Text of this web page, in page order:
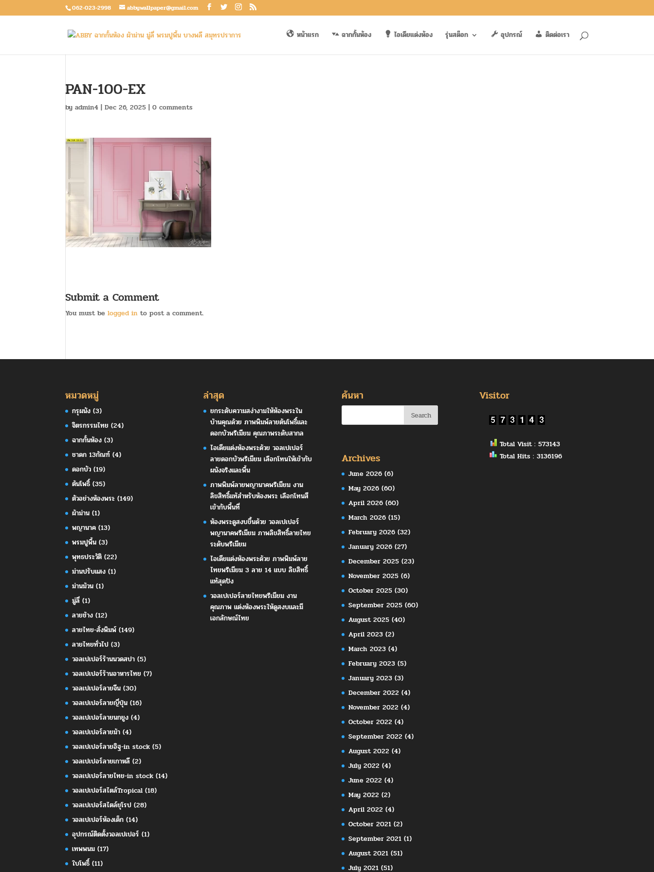
062-023-2998 abbywallpaper@gmail.com
หน้าแรก ฉากกั้นห้อง ไอเดียแต่งห้อง รุ่นสต็อก อุปกรณ์ ติดต่อเรา
PAN-100-EX
byadmin4 |Dec 26, 2025 |0 comments
Submit a Comment
You must belogged in to post a comment.
หมวดหมู่
กรุผนัง (3)
จิตรกรรมไทย (24)
ฉากกั้นห้อง (3)
ชาดก 13กัณฑ์ (4)
ดอกบัว (19)
ต้นโพธิ์ (35)
ตัวอย่างห้องพระ (149)
ผ้าม่าน (1)
พญานาค (13)
พรมปูพื้น (3)
พุทธประวัติ (22)
ม่านปรับแสง (1)
ม่านม้วน (1)
มู่ลี่ (1)
ลายช้าง (12)
ลายไทย-สั่งพิมพ์ (149)
ลายไทยทั่วไป (3)
วอลเปเปอร์ร้านนวดสปา (5)
วอลเปเปอร์ร้านอาหารไทย (7)
วอลเปเปอร์ลายจีน (30)
วอลเปเปอร์ลายญี่ปุ่น (16)
วอลเปเปอร์ลายนกยูง (4)
วอลเปเปอร์ลายม้า (4)
วอลเปเปอร์ลายอิฐ-in stock (5)
วอลเปเปอร์ลายเกาหลี (2)
วอลเปเปอร์ลายไทย-in stock (14)
วอลเปเปอร์สไตล์Tropical (18)
วอลเปเปอร์สไตล์ยุโรป (28)
วอลเปเปอร์ห้องเด็ก (14)
อุปกรณ์ติดตั้งวอลเปเปอร์ (1)
เทพพนม (17)
ใบโพธิ์ (11)
ล่าสุด
ยกระดับความสง่างามให้ห้องพระใน
บ้านคุณด้วย ภาพพิมพ์ลายต้นโพธิ์และ
ดอกบัวพรีเมียม คุณภาพระดับสากล
ไอเดียแต่งห้องพระด้วย วอลเปเปอร์
ลายดอกบัวพรีเมียม เลือกโทนให้เข้ากับ
ผนังจริงและพื้น
ภาพพิมพ์ลายพญานาคพรีเมียม งาน
ลิขสิทธิ์แท้สำหรับห้องพระ เลือกโทนสี
เข้ากับพื้นที่
ห้องพระดูสงบขึ้นด้วย วอลเปเปอร์
พญานาคพรีเมียม ภาพลิขสิทธิ์ลายไทย
ระดับพรีเมียม
ไอเดียแต่งห้องพระด้วย ภาพพิมพ์ลาย
ไทยพรีเมียม 3 ลาย 14 แบบ ลิขสิทธิ์
แท้สุดปัง
วอลเปเปอร์ลายไทยพรีเมียม งาน
คุณภาพ แต่งห้องพระให้ดูสงบและมี
เอกลักษณ์ไทย
ค้นหา
Archives
June 2026(6)
May 2026(60)
April 2026(60)
March 2026(15)
February 2026(32)
January 2026(27)
December 2025(23)
November 2025(6)
October 2025(30)
September 2025(60)
August 2025(40)
April 2023(2)
March 2023(4)
February 2023(5)
January 2023(3)
December 2022 (4)
November 2022 (4)
October 2022 (4)
September 2022 (4)
August 2022 (4)
July 2022 (4)
June 2022 (4)
May 2022 (2)
April 2022 (4)
October 2021(2)
September 2021(1)
August 2021(51)
July 2021(51)
Visitor
Total Visit : 573143
Total Hits : 3136196